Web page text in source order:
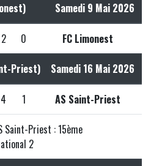
Samedi 9 Mai 2026
2 0 FC Limonest
Priest) Samedi 16 Mai 2026
4 1 AS Saint-Priest
Saint-Priest : 15ème
2